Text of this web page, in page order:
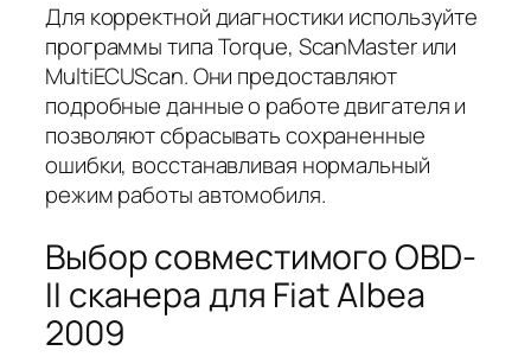
Для корректной диагностики используйте
программы типа Torque, ScanMaster или
MultiECUScan. Они предоставляют
подробные данные о работе двигателя и
позволяют сбрасывать сохраненные
ошибки, восстанавливая нормальный
режим работы автомобиля.
Выбор совместимого OBD-
II сканера для Fiat Albea
2009